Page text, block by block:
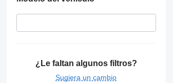
¿Le faltan algunos filtros?
Sugiera un cambio